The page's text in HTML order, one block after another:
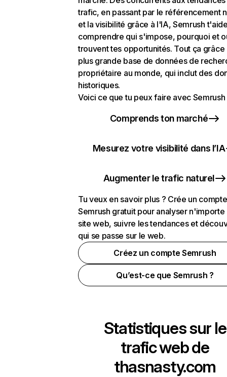
trafic, en passant par le référencement
et la visibilité grâce à l'IA, Semrush
comprendre qui s'impose, pourquoi et
trouvent tes opportunités. Tout ça grâce
plus grande base de données de
propriétaire au monde, qui inclut des
historiques.
Voici ce que tu peux faire avec Semrush
Comprends ton marché
Mesurez votre visibilité dans l’IA
Augmenter le trafic naturel
Tu veux en savoir plus ? Crée un compte
Semrush gratuit pour analyser n'importe
site web, suivre les tendances et
qui se passe sur le web.
Créez un compte Semrush
Qu’est-ce que Semrush ?
Statistiques sur le
trafic web de
thasnasty.com